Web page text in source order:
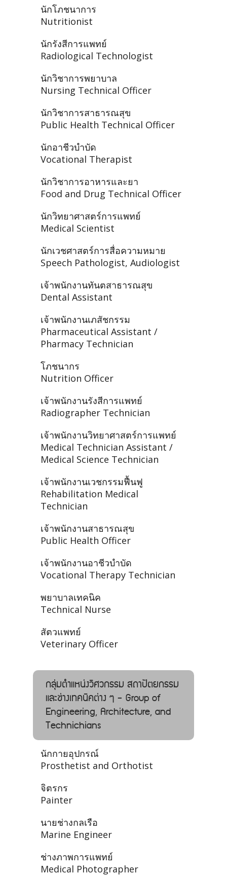
นักโภชนาการ
Nutritionist
นักรังสีการแพทย์
Radiological Technologist
นักวิชาการพยาบาล
Nursing Technical Officer
นักวิชาการสาธารณสุข
Public Health Technical Officer
นักอาชีวบำบัด
Vocational Therapist
นักวิชาการอาหารและยา
Food and Drug Technical Officer
นักวิทยาศาสตร์การแพทย์
Medical Scientist
นักเวชศาสตร์การสื่อความหมาย
Speech Pathologist, Audiologist
เจ้าพนักงานทันตสาธารณสุข
Dental Assistant
เจ้าพนักงานเภสัชกรรม
Pharmaceutical Assistant /
Pharmacy Technician
โภชนากร
Nutrition Officer
เจ้าพนักงานรังสีการแพทย์
Radiographer Technician
เจ้าพนักงานวิทยาศาสตร์การแพทย์
Medical Technician Assistant /
Medical Science Technician
เจ้าพนักงานเวชกรรมฟื้นฟู
Rehabilitation Medical
Technician
เจ้าพนักงานสาธารณสุข
Public Health Officer
เจ้าพนักงานอาชีวบำบัด
Vocational Therapy Technician
พยาบาลเทคนิค
Technical Nurse
สัตวแพทย์
Veterinary Officer
กลุ่มตำแหน่งวิศวกรรม สถาปัตยกรรม
และช่างเทคนิคต่าง ๆ - Group of
Engineering, Architecture, and
Technichians
นักกายอุปกรณ์
Prosthetist and Orthotist
จิตรกร
Painter
นายช่างกลเรือ
Marine Engineer
ช่างภาพการแพทย์
Medical Photographer